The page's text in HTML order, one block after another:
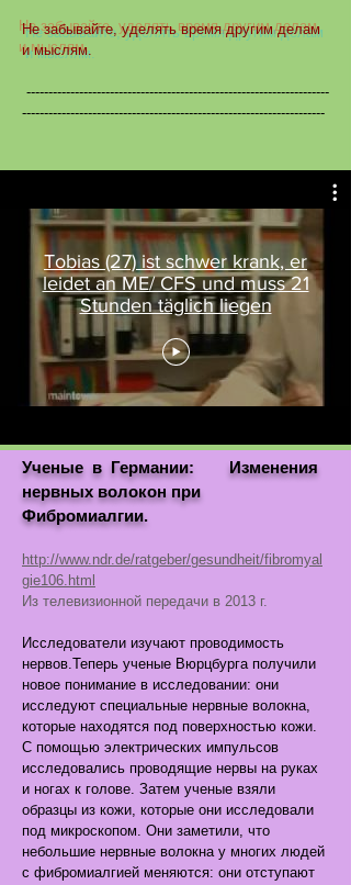
Не забывайте, уделять время другим делам
и мыслям.
---------------------------------------------------------------------
---------------------------------------------------------------------
Tobias (27) ist schwer krank, er
leidet an ME/ CFS und muss 21
Stunden täglich liegen
Ученые в Германии: Изменения
нервных волокон при
Фибромиалгии.
http://www.ndr.de/ratgeber/gesundheit/fibromyal
gie106.html
Из телевизионной передачи в 2013 г.
Исследователи изучают проводимость
нервов.Теперь ученые Вюрцбурга получили
новое понимание в исследовании: они
исследуют специальные нервные волокна,
которые находятся под поверхностью кожи.
С помощью электрических импульсов
исследовались проводящие нервы на руках
и ногах к голове. Затем ученые взяли
образцы из кожи, которые они исследовали
под микроскопом. Они заметили, что
небольшие нервные волокна у многих людей
с фибромиалгией меняются: они отступают